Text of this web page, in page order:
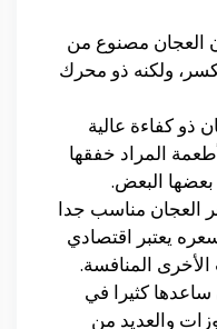
العجان مصنوع من
ولكنه ذو محرك
ذو كفاءة عالية
المراد خفقها
البعض.
العجان مناسب جدا
يعتبر اقتصادي
المنافسة.
كثيرا في
والعديد من